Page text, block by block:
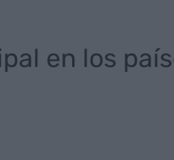
en los